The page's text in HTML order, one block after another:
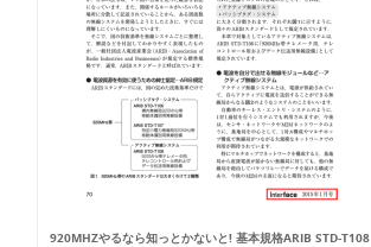
920MHZやるなら知っとかないと! 基本規格ARIB STD-T108